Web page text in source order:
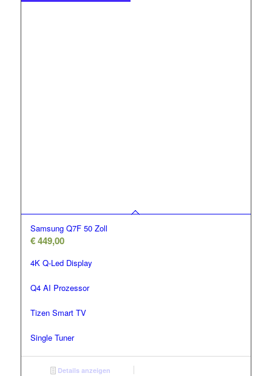
Samsung Q7F 50 Zoll
€449,00
4K Q-Led Display
Q4 AI Prozessor
Tizen Smart TV
Single Tuner
Details anzeigen